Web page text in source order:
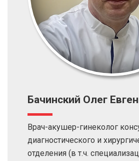
Бачинский Олег
Врач-акушер-гинеколог
диагностического и
отделения (в т.ч.